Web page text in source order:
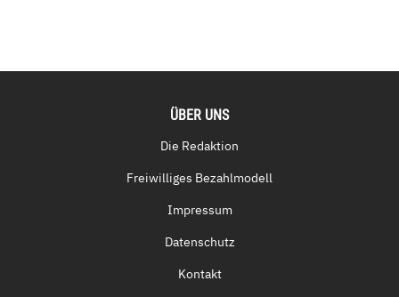
ÜBER UNS
Die Redaktion
Freiwilliges Bezahlmodell
Impressum
Datenschutz
Kontakt